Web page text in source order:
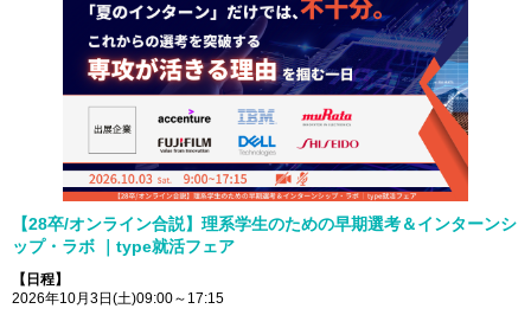
【28卒/オンライン合説】理系学生のための早期選考＆インターンシ
ップ・ラボ ｜type就活フェア
【日程】
2026年10月3日(土)09:00～17:15